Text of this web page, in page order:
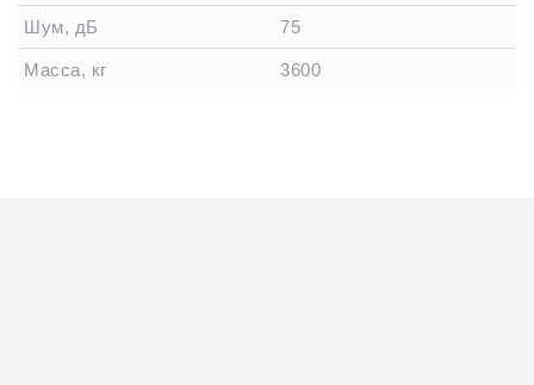
Шум, дБ 75
Масса, кг 3600